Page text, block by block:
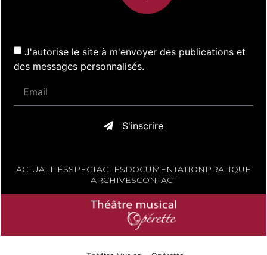
J'autorise le site à m'envoyer des publications et
des messages personnalisés.
S'inscrire
ACTUALITÉSSPECTACLESDOCUMENTATION PRATIQUE
ARCHIVESCONTACT